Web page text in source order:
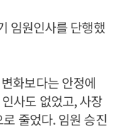
임원인사를 단행했
화보다는 안정에
사도 없었고, 사장
줄었다. 임원 승진